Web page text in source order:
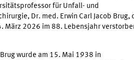
für Unfall- und
Dr. med. Erwin Carl Jacob Brug,
März 2026 im 88. Lebensjahr
wurde am 15. Mai 1938 in